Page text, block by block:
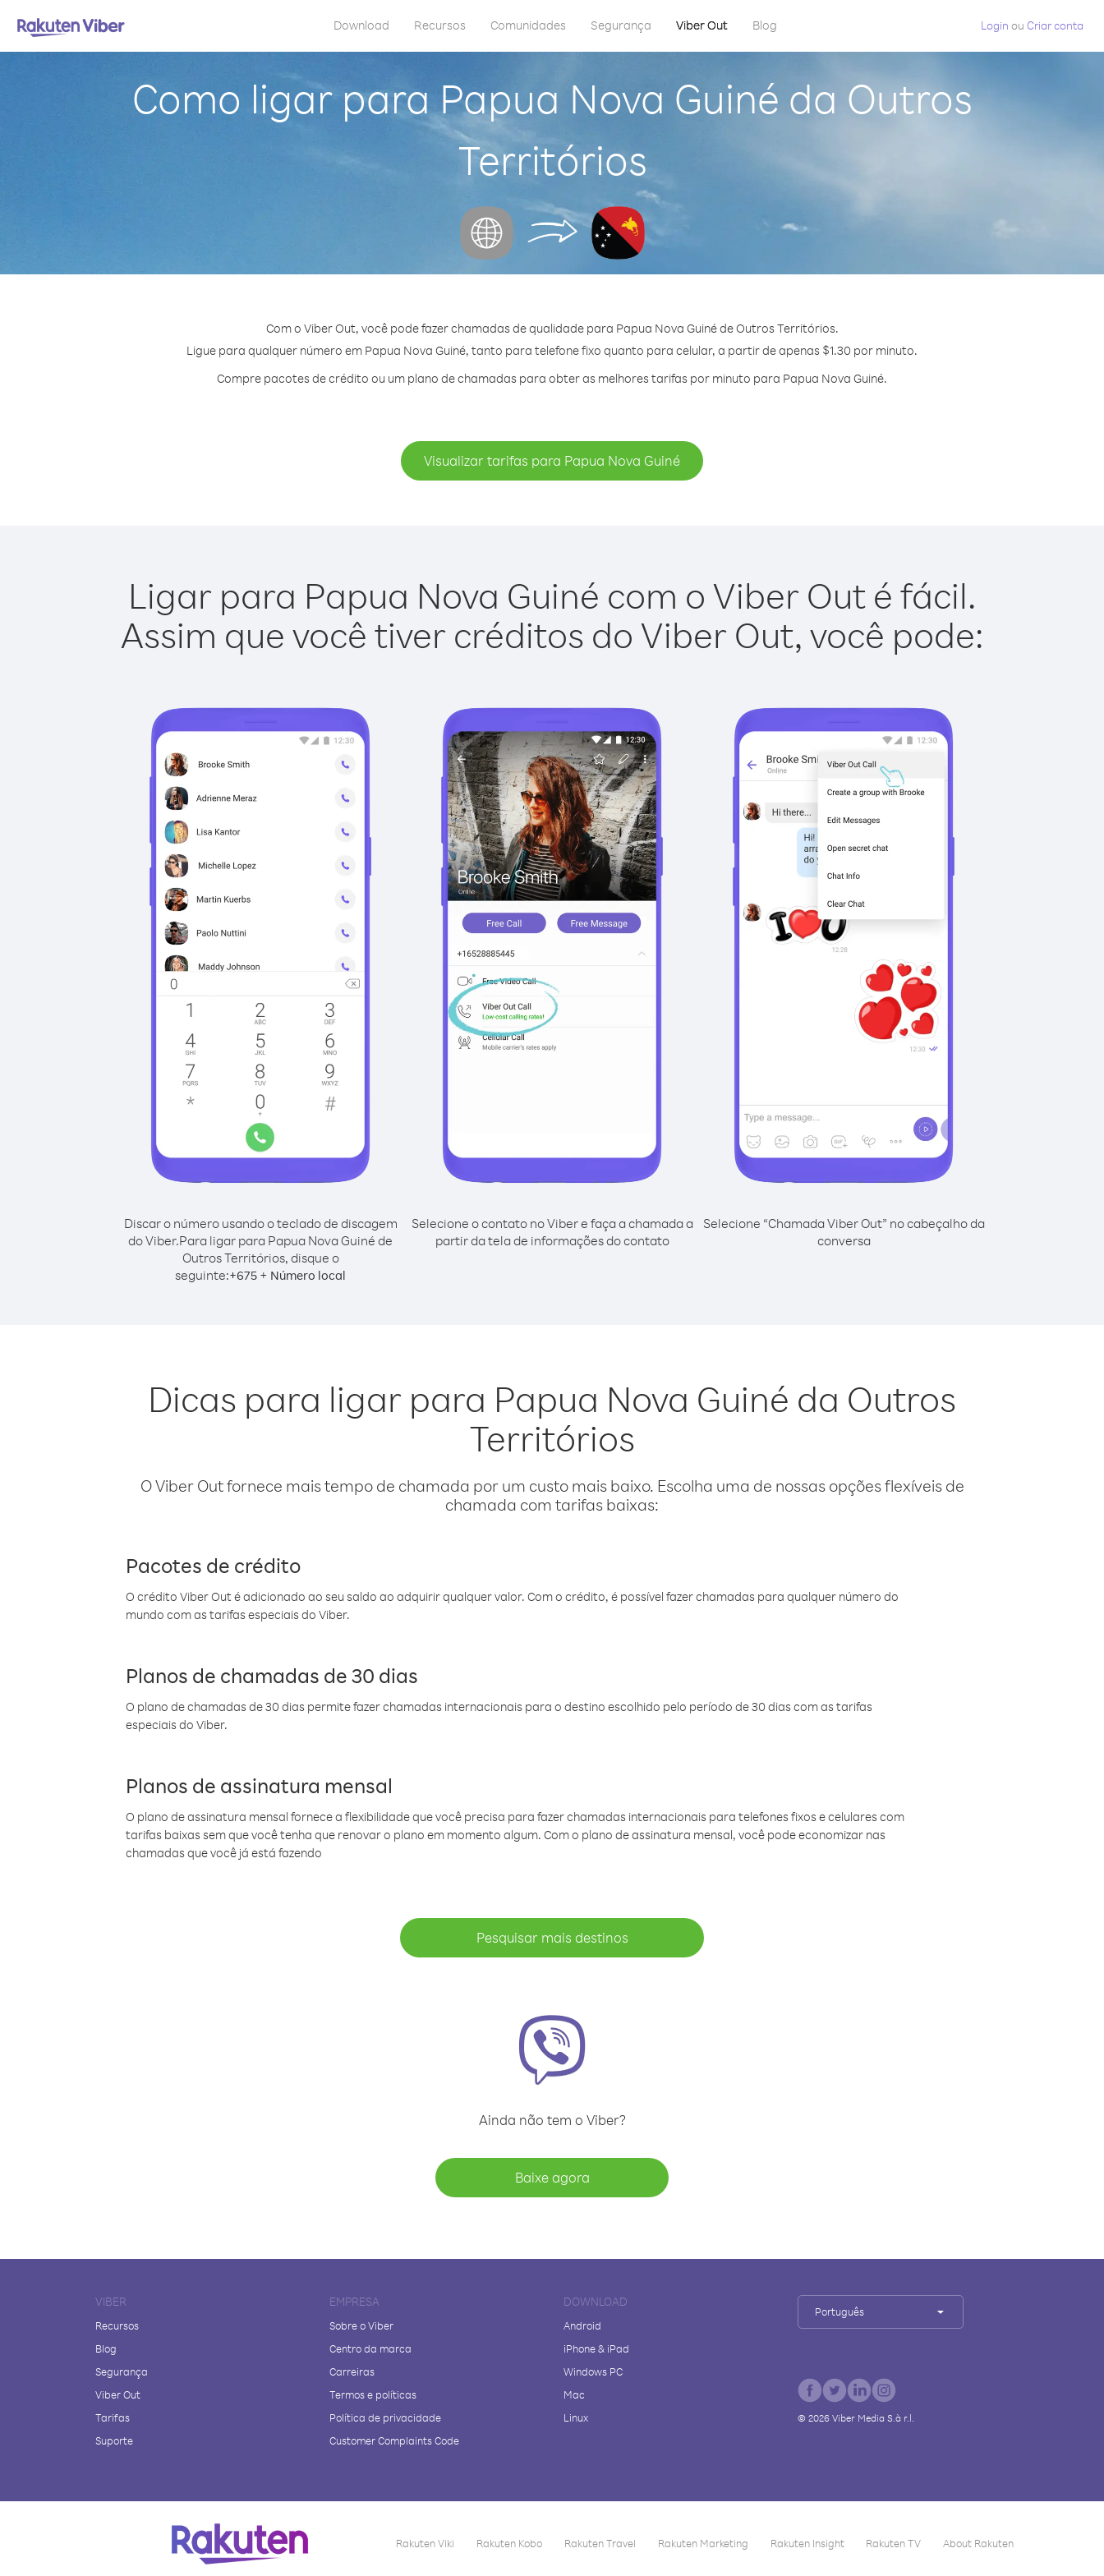
Download Recursos Comunidades Segurança Viber Out Blog Login ou Criar conta
Como ligar para Papua Nova Guiné da Outros
Territórios
Com o Viber Out, você pode fazer chamadas de qualidade para Papua Nova Guiné de Outros Territórios.
Ligue para qualquer número em Papua Nova Guiné, tanto para telefone fixo quanto para celular, a partir de apenas $1.30 por minuto.
Compre pacotes de crédito ou um plano de chamadas para obter as melhores tarifas por minuto para Papua Nova Guiné.
Visualizar tarifas para Papua Nova Guiné
Ligar para Papua Nova Guiné com o Viber Out é fácil.
Assim que você tiver créditos do Viber Out, você pode:
Discar o número usando o teclado de discagem
do Viber.Para ligar para Papua Nova Guiné de
Outros Territórios, disque o
seguinte:+675 + Número local
Selecione o contato no Viber e faça a chamada a
partir da tela de informações do contato
Selecione “Chamada Viber Out” no cabeçalho da
conversa
Dicas para ligar para Papua Nova Guiné da Outros
Territórios
O Viber Out fornece mais tempo de chamada por um custo mais baixo. Escolha uma de nossas opções flexíveis de
chamada com tarifas baixas:
Pacotes de crédito
O crédito Viber Out é adicionado ao seu saldo ao adquirir qualquer valor. Com o crédito, é possível fazer chamadas para qualquer número do
mundo com as tarifas especiais do Viber.
Planos de chamadas de 30 dias
O plano de chamadas de 30 dias permite fazer chamadas internacionais para o destino escolhido pelo período de 30 dias com as tarifas
especiais do Viber.
Planos de assinatura mensal
O plano de assinatura mensal fornece a flexibilidade que você precisa para fazer chamadas internacionais para telefones fixos e celulares com
tarifas baixas sem que você tenha que renovar o plano em momento algum. Com o plano de assinatura mensal, você pode economizar nas
chamadas que você já está fazendo
Pesquisar mais destinos
Ainda não tem o Viber?
Baixe agora
VIBER
Recursos
Blog
Segurança
Viber Out
Tarifas
Suporte
EMPRESA
Sobre o Viber
Centro da marca
Carreiras
Termos e políticas
Política de privacidade
Customer Complaints Code
DOWNLOAD
Android
iPhone & iPad
Windows PC
Mac
Linux
Português
© 2026 Viber Media S.à r.l.
Rakuten Viki Rakuten Kobo Rakuten Travel Rakuten Marketing Rakuten Insight Rakuten TV About Rakuten